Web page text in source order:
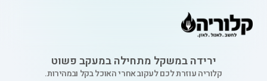
ירידה במשקל מתחילה במעקב פשוט
קלוריה עוזרת לכם לעקוב אחרי האוכל בקל ובמהירות.